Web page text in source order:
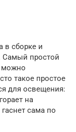
в сборке и
Самый простой
можно
такое простое
для освещения:
на
сама по